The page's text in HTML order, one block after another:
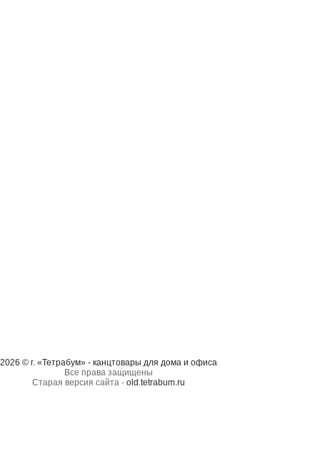
2026 © г. «Тетрабум» - канцтовары для дома и офиса
Все права защищены
Старая версия сайта - old.tetrabum.ru